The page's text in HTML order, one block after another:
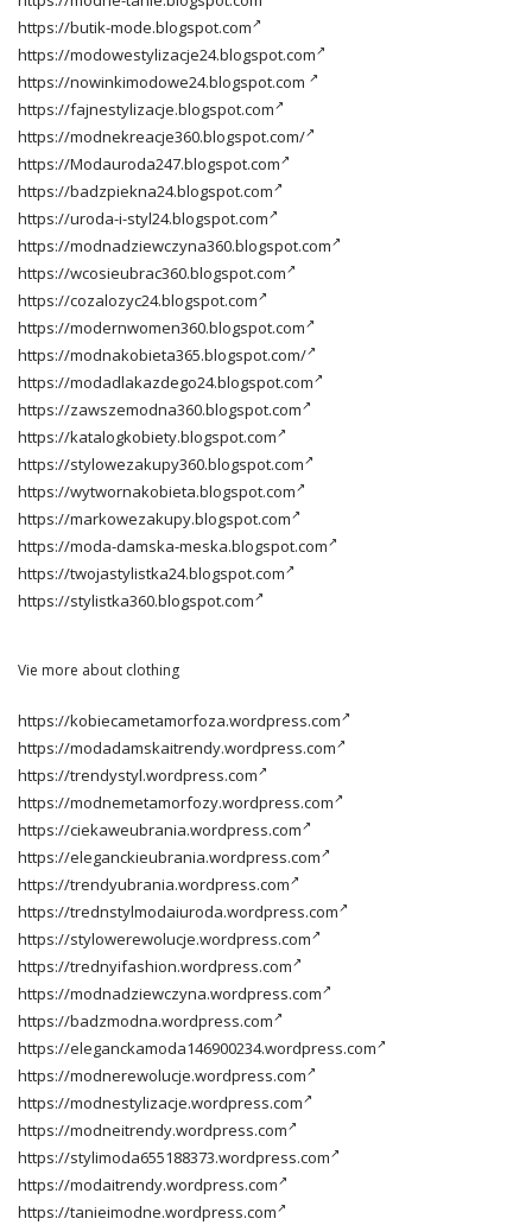
https://butik-mode.blogspot.com
https://modowestylizacje24.blogspot.com
https://nowinkimodowe24.blogspot.com
https://fajnestylizacje.blogspot.com
https://modnekreacje360.blogspot.com/
https://Modauroda247.blogspot.com
https://badzpiekna24.blogspot.com
https://uroda-i-styl24.blogspot.com
https://modnadziewczyna360.blogspot.com
https://wcosieubrac360.blogspot.com
https://cozalozyc24.blogspot.com
https://modernwomen360.blogspot.com
https://modnakobieta365.blogspot.com/
https://modadlakazdego24.blogspot.com
https://zawszemodna360.blogspot.com
https://katalogkobiety.blogspot.com
https://stylowezakupy360.blogspot.com
https://wytwornakobieta.blogspot.com
https://markowezakupy.blogspot.com
https://moda-damska-meska.blogspot.com
https://twojastylistka24.blogspot.com
https://stylistka360.blogspot.com
Vie more about clothing
https://kobiecametamorfoza.wordpress.com
https://modadamskaitrendy.wordpress.com
https://trendystyl.wordpress.com
https://modnemetamorfozy.wordpress.com
https://ciekaweubrania.wordpress.com
https://eleganckieubrania.wordpress.com
https://trendyubrania.wordpress.com
https://trednstylmodaiuroda.wordpress.com
https://stylowerewolucje.wordpress.com
https://trednyifashion.wordpress.com
https://modnadziewczyna.wordpress.com
https://badzmodna.wordpress.com
https://eleganckamoda146900234.wordpress.com
https://modnerewolucje.wordpress.com
https://modnestylizacje.wordpress.com
https://modneitrendy.wordpress.com
https://stylimoda655188373.wordpress.com
https://modaitrendy.wordpress.com
https://tanieimodne.wordpress.com